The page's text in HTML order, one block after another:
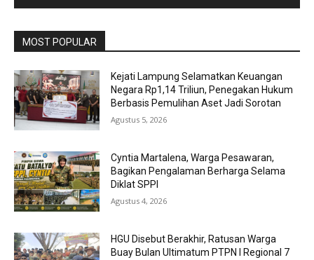
MOST POPULAR
Kejati Lampung Selamatkan Keuangan
Negara Rp1,14 Triliun, Penegakan Hukum
Berbasis Pemulihan Aset Jadi Sorotan
Agustus 5, 2026
Cyntia Martalena, Warga Pesawaran,
Bagikan Pengalaman Berharga Selama
Diklat SPPI
Agustus 4, 2026
HGU Disebut Berakhir, Ratusan Warga
Buay Bulan Ultimatum PTPN I Regional 7